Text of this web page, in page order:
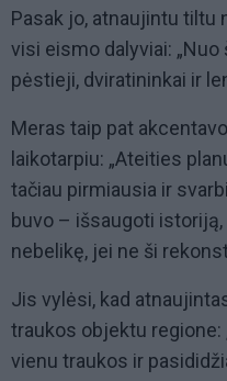
Pasak jo, atnaujintu tiltu
visi eismo dalyviai:
pėstieji, dviratininkai ir
Meras taip pat
laikotarpiu: „Ateities
tačiau pirmiausia ir
buvo – išsaugoti
nebelikę, jei ne ši
Jis vylėsi, kad
traukos objektu regione:
vienu traukos ir